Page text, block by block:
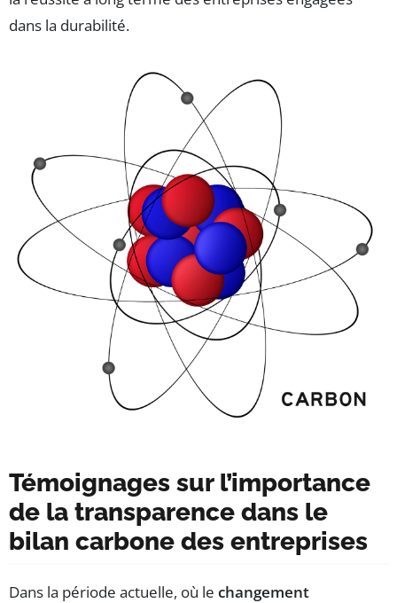
dans la durabilité.
Témoignages sur l’importance
de la transparence dans le
bilan carbone des entreprises
Dans la période actuelle, où le changement